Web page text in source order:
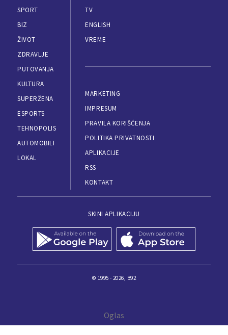
SPORT
BIZ
ŽIVOT
ZDRAVLJE
PUTOVANJA
KULTURA
SUPERŽENA
ESPORTS
TEHNOPOLIS
AUTOMOBILI
LOKAL
TV
ENGLISH
VREME
MARKETING
IMPRESUM
PRAVILA KORIŠĆENJA
POLITIKA PRIVATNOSTI
APLIKACIJE
RSS
KONTAKT
SKINI APLIKACIJU
© 1995 - 2026, B92